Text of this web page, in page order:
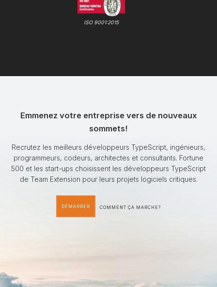
ISO 9001:2015
Emmenez votre entreprise vers de nouveaux
sommets!
Recrutez les meilleurs développeurs TypeScript, ingénieurs,
programmeurs, codeurs, architectes et consultants. Fortune
500 et les start-ups choisissent les développeurs TypeScript
de Team Extension pour leurs projets logiciels critiques.
DÉMARRER COMMENT ÇA MARCHE?